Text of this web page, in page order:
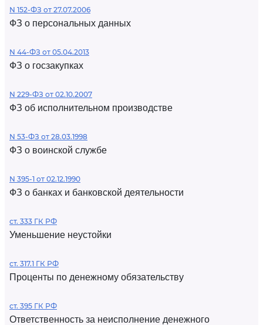
N 152-ФЗ от 27.07.2006
ФЗ о персональных данных
N 44-ФЗ от 05.04.2013
ФЗ о госзакупках
N 229-ФЗ от 02.10.2007
ФЗ об исполнительном производстве
N 53-ФЗ от 28.03.1998
ФЗ о воинской службе
N 395-1 от 02.12.1990
ФЗ о банках и банковской деятельности
ст. 333 ГК РФ
Уменьшение неустойки
ст. 317.1 ГК РФ
Проценты по денежному обязательству
ст. 395 ГК РФ
Ответственность за неисполнение денежного